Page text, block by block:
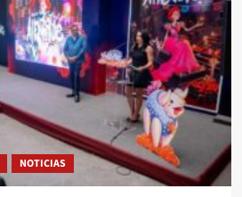
NOTICIAS